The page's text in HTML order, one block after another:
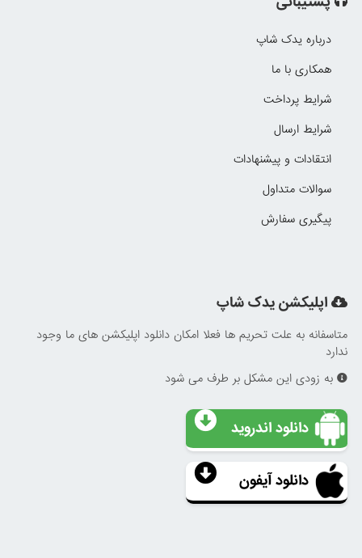
درباره یدک شاپ
همکاری با ما
شرایط پرداخت
شرایط ارسال
انتقادات و پیشنهادات
سوالات متداول
پیگیری سفارش
اپلیکشن یدک شاپ
متاسفانه به علت تحریم ها فعلا امکان دانلود اپلیکشن های ما وجود
ندارد
به زودی این مشکل بر طرف می شود
دانلود اندروید
دانلود آیفون